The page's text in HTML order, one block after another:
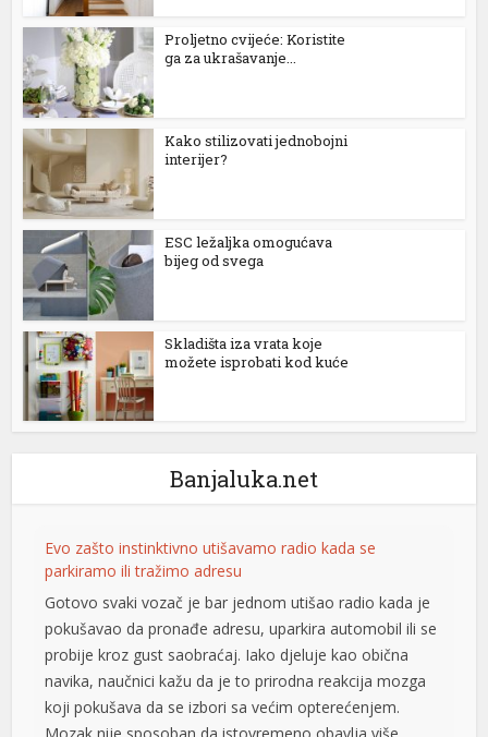
Proljetno cvijeće: Koristite
ga za ukrašavanje...
Kako stilizovati jednobojni
interijer?
ESC ležaljka omogućava
bijeg od svega
Skladišta iza vrata koje
možete isprobati kod kuće
Banjaluka.net
Evo zašto instinktivno utišavamo radio kada se
parkiramo ili tražimo adresu
Gotovo svaki vozač je bar jednom utišao radio kada je
pokušavao da pronađe adresu, uparkira automobil ili se
probije kroz gust saobraćaj. Iako djeluje kao obična
navika, naučnici kažu da je to prirodna reakcija mozga
koji pokušava da se izbori sa većim opterećenjem.